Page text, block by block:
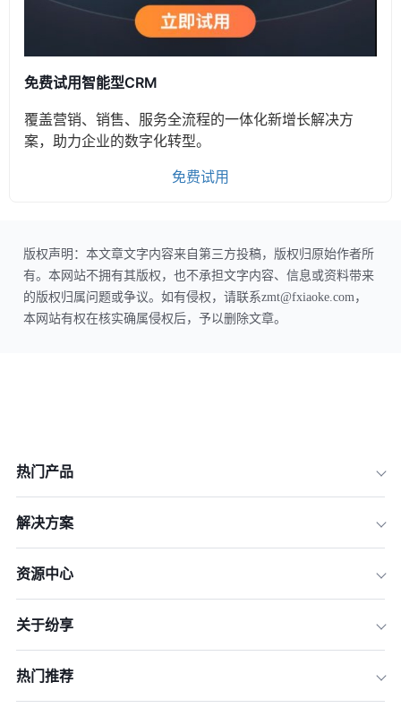
免费试用智能型CRM
覆盖营销、销售、服务全流程的一体化新增长解决方
案，助力企业的数字化转型。
免费试用
版权声明：本文章文字内容来自第三方投稿，版权归原始作者所
有。本网站不拥有其版权，也不承担文字内容、信息或资料带来
的版权归属问题或争议。如有侵权，请联系zmt@fxiaoke.com，
本网站有权在核实确属侵权后，予以删除文章。
热门产品
解决方案
资源中心
关于纷享
热门推荐